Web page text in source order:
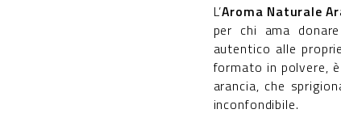
L’Aroma Naturale
per chi ama
autentico alle
formato in polvere,
arancia, che
inconfondibile.